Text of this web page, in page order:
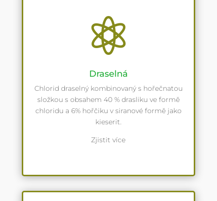

Draselná
Chlorid draselný kombinovaný s hořečnatou
složkou s obsahem 40 % drasliku ve formě
chloridu a 6% hořčiku v siranové formě jako
kieserit.
Zjistit více